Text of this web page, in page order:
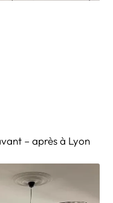
– après à Lyon